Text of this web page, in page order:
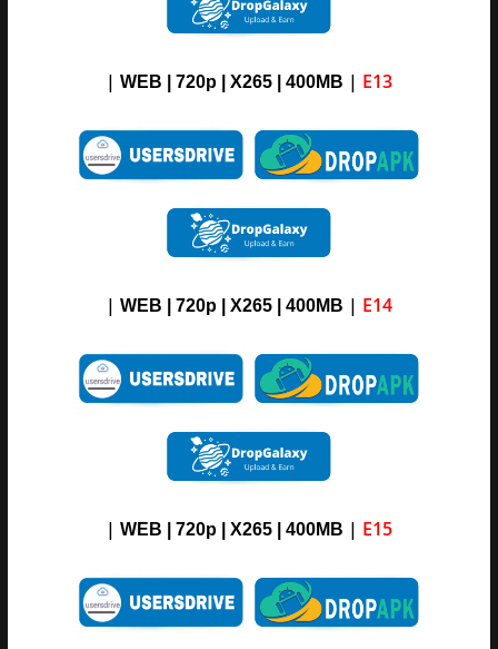
| WEB | 720p | X265 | 400M B | E13
| WEB | 720p | X265 | 400M B | E14
| WEB | 720p | X265 | 400M B | E15